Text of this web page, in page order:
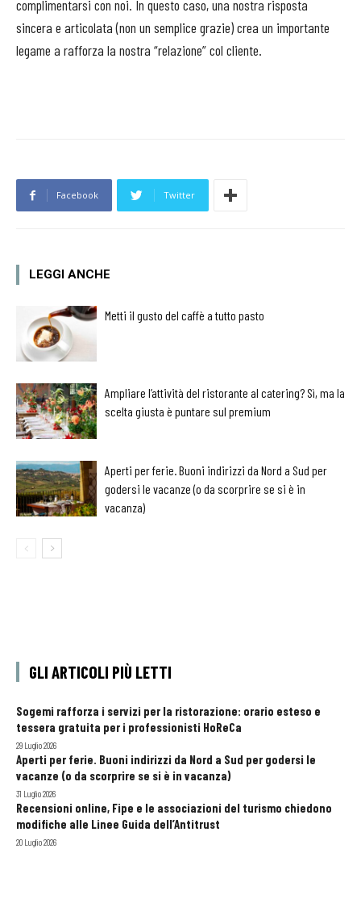
complimentarsi con noi. In questo caso, una nostra risposta
sincera e articolata (non un semplice grazie) crea un importante
legame a rafforza la nostra “relazione” col cliente.
Facebook Twitter
LEGGI ANCHE
Metti il gusto del caffè a tutto pasto
Ampliare l’attività del ristorante al catering? Sì, ma la
scelta giusta è puntare sul premium
Aperti per ferie. Buoni indirizzi da Nord a Sud per
godersi le vacanze (o da scorprire se si è in
vacanza)
GLI ARTICOLI PIÙ LETTI
Sogemi rafforza i servizi per la ristorazione: orario esteso e
tessera gratuita per i professionisti HoReCa
29 Luglio 2026
Aperti per ferie. Buoni indirizzi da Nord a Sud per godersi le
vacanze (o da scorprire se si è in vacanza)
31 Luglio 2026
Recensioni online, Fipe e le associazioni del turismo chiedono
modifiche alle Linee Guida dell’Antitrust
20 Luglio 2026